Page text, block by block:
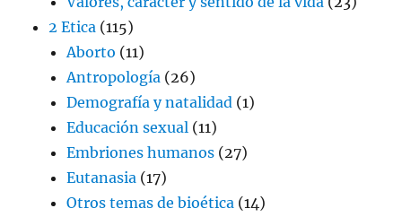
2 Etica (115)
Aborto (11)
Antropología (26)
Demografía y natalidad (1)
Educación sexual (11)
Embriones humanos (27)
Eutanasia (17)
Otros temas de bioética (14)